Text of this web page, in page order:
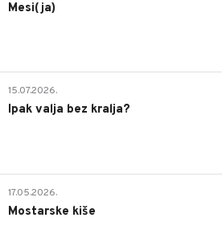
Mesi(ja)
15.07.2026.
Ipak valja bez kralja?
17.05.2026.
Mostarske kiše